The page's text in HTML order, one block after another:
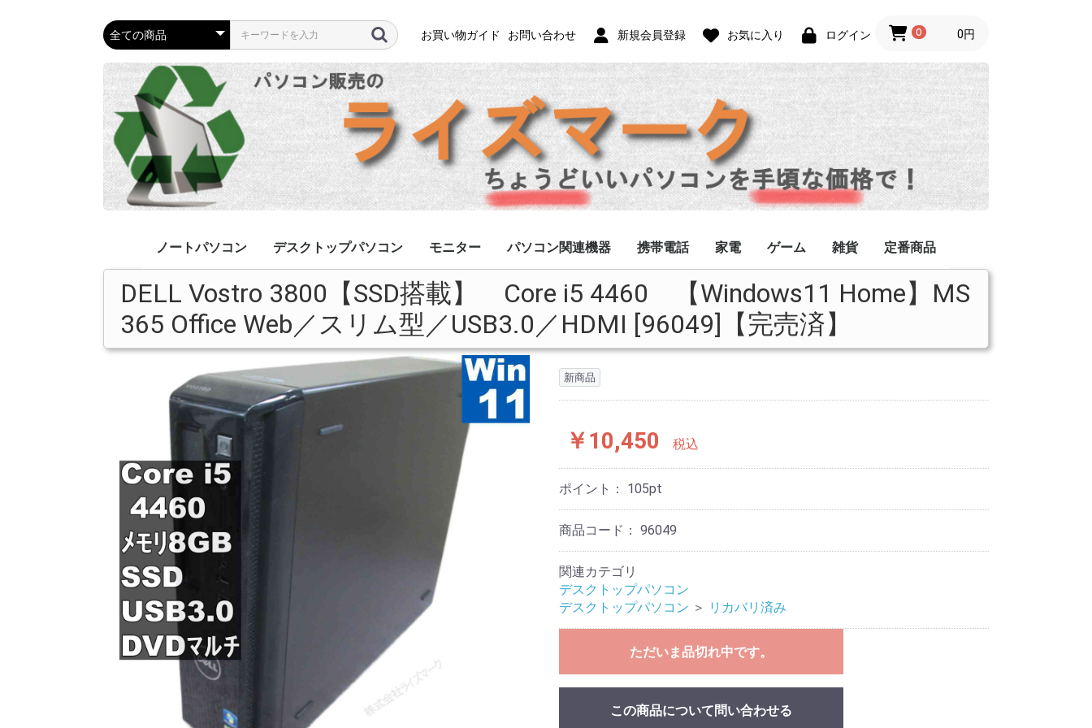
お買い物ガイド お問い合わせ 新規会員登録 お気に入り ログイン 0 0円
ノートパソコン
リカバリ済み
ジャンクPC
Apple
デスクトップパソコン
リカバリ済み
ジャンクPC
液晶一体型
Apple
モニター
フルHD
ノングレア
グレア
パソコン関連機器
ACアダプター
キーボード/マウス
HDD/SSD
修理用部品
その他
携帯電話
スマホ
ガラケー
タブレット
モバイルWi-Fi
アクセサリー
家電
ケーブル/コネクタ
ゲーム 雑貨 定番商品
DELL Vostro 3800【SSD搭載】 Core i5 4460 【Windows11 Home】MS
365 Office Web／スリム型／USB3.0／HDMI [96049]【完売済】
新商品
￥10,450 税込
ポイント： 105pt
商品コード： 96049
関連カテゴリ
デスクトップパソコン
デスクトップパソコン ＞ リカバリ済み
ただいま品切れ中です。
この商品について問い合わせる